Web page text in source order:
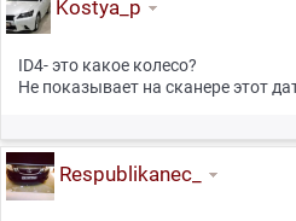
Kostya_p
ID4- это какое колесо?
Не показывает на сканере этот
Respublikanec_